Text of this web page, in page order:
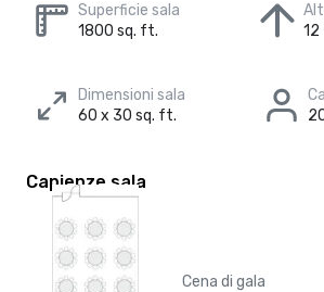
Superficie sala
1800 sq. ft.
Dimensioni sala
60 x 30 sq. ft.
Capienze sala
Cena di gala